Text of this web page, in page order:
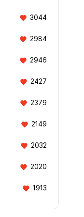
3044
2984
2946
2427
2379
2149
2032
2020
1913